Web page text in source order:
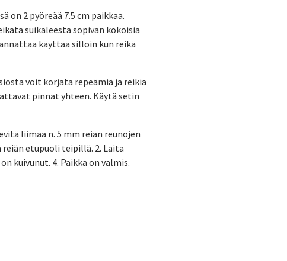
on 2 pyöreää 7.5 cm paikkaa.
suikaleesta sopivan kokoisia
käyttää silloin kun reikä
voit korjata repeämiä ja reikiä
pinnat yhteen. Käytä setin
liimaa n. 5 mm reiän reunojen
etupuoli teipillä. 2. Laita
kuivunut. 4. Paikka on valmis.